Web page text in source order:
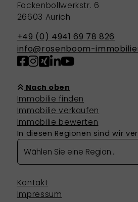
Fockenbollwerkstr. 6
26603 Aurich
+49 (0) 4941 69 78 826
info@rosenboom-
In diesen Regionen sind wir
Nach oben
Immobilie finden
Immobilie verkaufen
Immobilie bewerten
Kontakt
Impressum